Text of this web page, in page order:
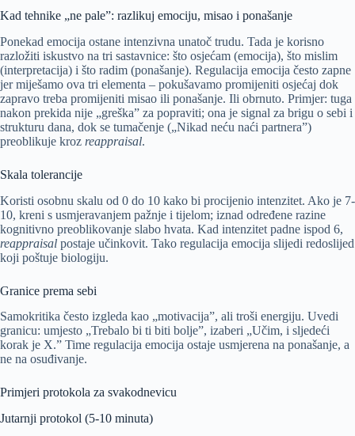
Kad tehnike „ne pale”: razlikuj emociju, misao i ponašanje
Ponekad emocija ostane intenzivna unatoč trudu. Tada je korisno
razložiti iskustvo na tri sastavnice: što osjećam (emocija), što mislim
(interpretacija) i što radim (ponašanje). Regulacija emocija često zapne
jer miješamo ova tri elementa – pokušavamo promijeniti osjećaj dok
zapravo treba promijeniti misao ili ponašanje. Ili obrnuto. Primjer: tuga
nakon prekida nije „greška” za popraviti; ona je signal za brigu o sebi i
strukturu dana, dok se tumačenje („Nikad neću naći partnera”)
preoblikuje kroz reappraisal.
Skala tolerancije
Koristi osobnu skalu od 0 do 10 kako bi procijenio intenzitet. Ako je 7-
10, kreni s usmjeravanjem pažnje i tijelom; iznad određene razine
kognitivno preoblikovanje slabo hvata. Kad intenzitet padne ispod 6,
reappraisal postaje učinkovit. Tako regulacija emocija slijedi redoslijed
koji poštuje biologiju.
Granice prema sebi
Samokritika često izgleda kao „motivacija”, ali troši energiju. Uvedi
granicu: umjesto „Trebalo bi ti biti bolje”, izaberi „Učim, i sljedeći
korak je X.” Time regulacija emocija ostaje usmjerena na ponašanje, a
ne na osuđivanje.
Primjeri protokola za svakodnevicu
Jutarnji protokol (5-10 minuta)